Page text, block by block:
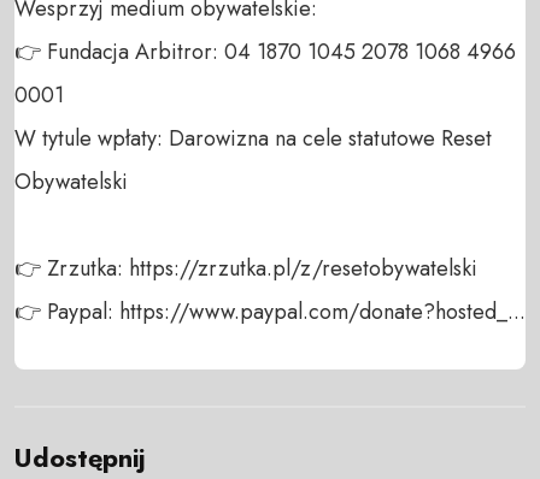
Wesprzyj medium obywatelskie:
👉 Fundacja Arbitror: 04 1870 1045 2078 1068 4966
0001
W tytule wpłaty: Darowizna na cele statutowe Reset
Obywatelski
👉 Zrzutka: https://zrzutka.pl/z/resetobywatelski
👉 Paypal: https://www.paypal.com/donate?hosted_...
Udostępnij